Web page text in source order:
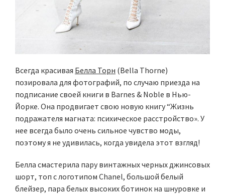
Всегда красивая Белла Торн (Bella Thorne)
позировала для фотографий, по случаю приезда на
подписание своей книги в Barnes & Noble в Нью-
Йорке. Она продвигает свою новую книгу “Жизнь
подражателя магната: психическое расстройство». У
нее всегда было очень сильное чувство моды,
поэтому я не удивилась, когда увидела этот взгляд!
Белла смастерила пару винтажных черных джинсовых
шорт, топ с логотипом Chanel, большой белый
блейзер, пара белых высоких ботинок на шнуровке и